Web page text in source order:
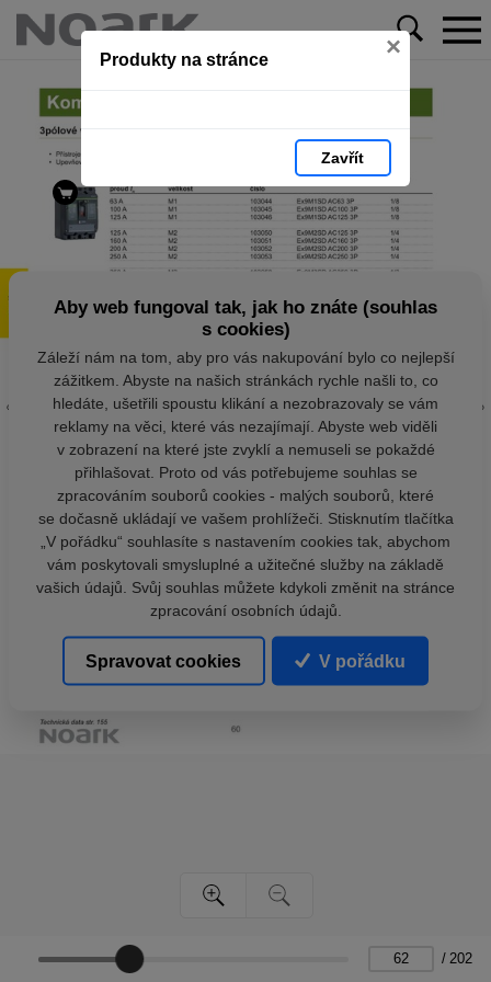
Produkty na stránce ×
Zavřít
/ 202
Aby web fungoval tak, jak ho znáte (souhlas
s cookies)
Záleží nám na tom, aby pro vás nakupování bylo co nejlepší
zážitkem. Abyste na našich stránkách rychle našli to, co
hledáte, ušetřili spoustu klikání a nezobrazovaly se vám
reklamy na věci, které vás nezajímají. Abyste web viděli
v zobrazení na které jste zvyklí a nemuseli se pokaždé
přihlašovat. Proto od vás potřebujeme souhlas se
zpracováním souborů cookies - malých souborů, které
se dočasně ukládají ve vašem prohlížeči. Stisknutím tlačítka
„V pořádku“ souhlasíte s nastavením cookies tak, abychom
vám poskytovali smysluplné a užitečné služby na základě
vašich údajů. Svůj souhlas můžete kdykoli změnit na stránce
zpracování osobních údajů.
Spravovat cookies V pořádku